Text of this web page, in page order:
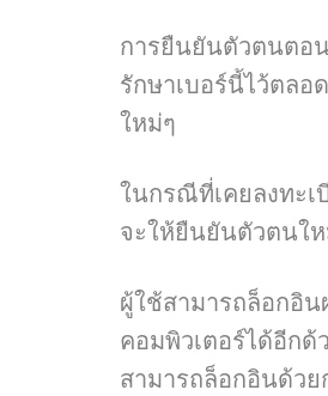
การยืนยันตัวตนตอ
รักษาเบอร์นี้ไว้ตล
ใหม่ๆ
ในกรณีที่เคยลงทะเ
จะให้ยืนยันตัวตนใ
ผู้ใช้สามารถล็อกอิ
คอมพิวเตอร์ได้อีก
สามารถล็อกอินด้วย